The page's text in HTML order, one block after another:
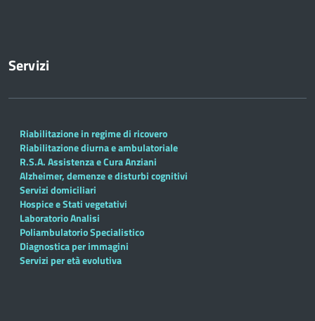
Servizi
Riabilitazione in regime di ricovero
Riabilitazione diurna e ambulatoriale
R.S.A. Assistenza e Cura Anziani
Alzheimer, demenze e disturbi cognitivi
Servizi domiciliari
Hospice e Stati vegetativi
Laboratorio Analisi
Poliambulatorio Specialistico
Diagnostica per immagini
Servizi per età evolutiva